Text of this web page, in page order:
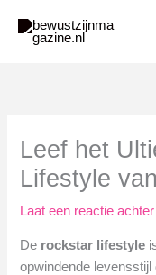
naar
Leef het
Lifestyle
Laat een reactie achter
De rockstar lifestyle
opwindende